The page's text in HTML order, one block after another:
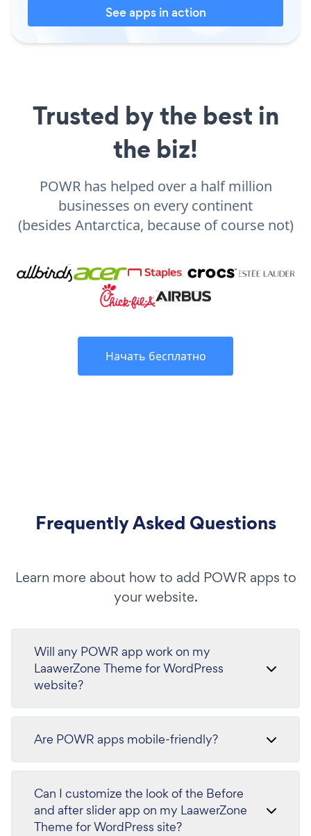
See apps in action
Trusted by the best in
the biz!
POWR has helped over a half million
businesses on every continent
(besides Antarctica, because of course not)
Начать бесплатно
Frequently Asked Questions
Learn more about how to add POWR apps to
your website.
Will any POWR app work on my
LaawerZone Theme for WordPress
website?
Are POWR apps mobile-friendly?
Can I customize the look of the Before
and after slider app on my LaawerZone
Theme for WordPress site?